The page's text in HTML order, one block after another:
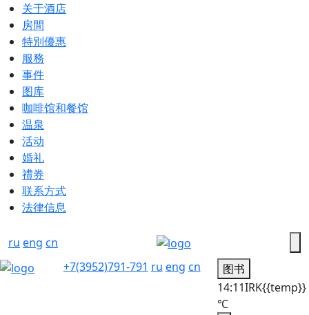
关于酒店
房間
特別優惠
服務
事件
图库
咖啡馆和餐馆
温泉
活动
婚礼
禮券
联系方式
法律信息
ru eng cn
+7(3952)791-791 ru eng cn
图书
14:11IRK{{temp}}
℃